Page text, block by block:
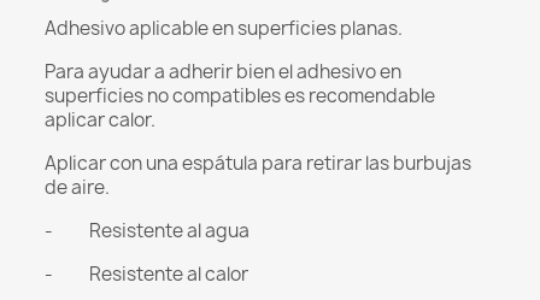
Adhesivo aplicable en superficies planas.
Para ayudar a adherir bien el adhesivo en
superficies no compatibles es recomendable
aplicar calor.
Aplicar con una espátula para retirar las burbujas
de aire.
- Resistente al agua
- Resistente al calor